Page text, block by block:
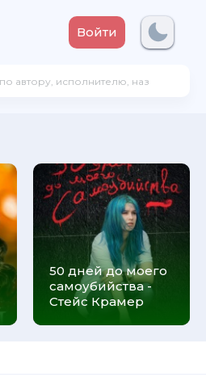
Войти
50 дней до моего
самоубийства -
Стейс Крамер